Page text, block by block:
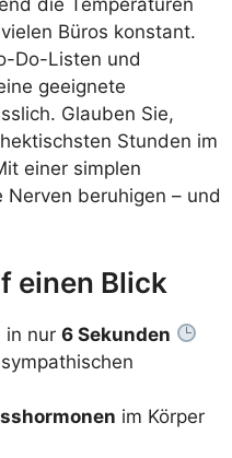
die Temperaturen
Büros konstant.
Do-Listen und
geeignete
Glauben Sie,
Stunden im
einer simplen
Nerven beruhigen – und
einen Blick
in nur 6 Sekunden
im Körper